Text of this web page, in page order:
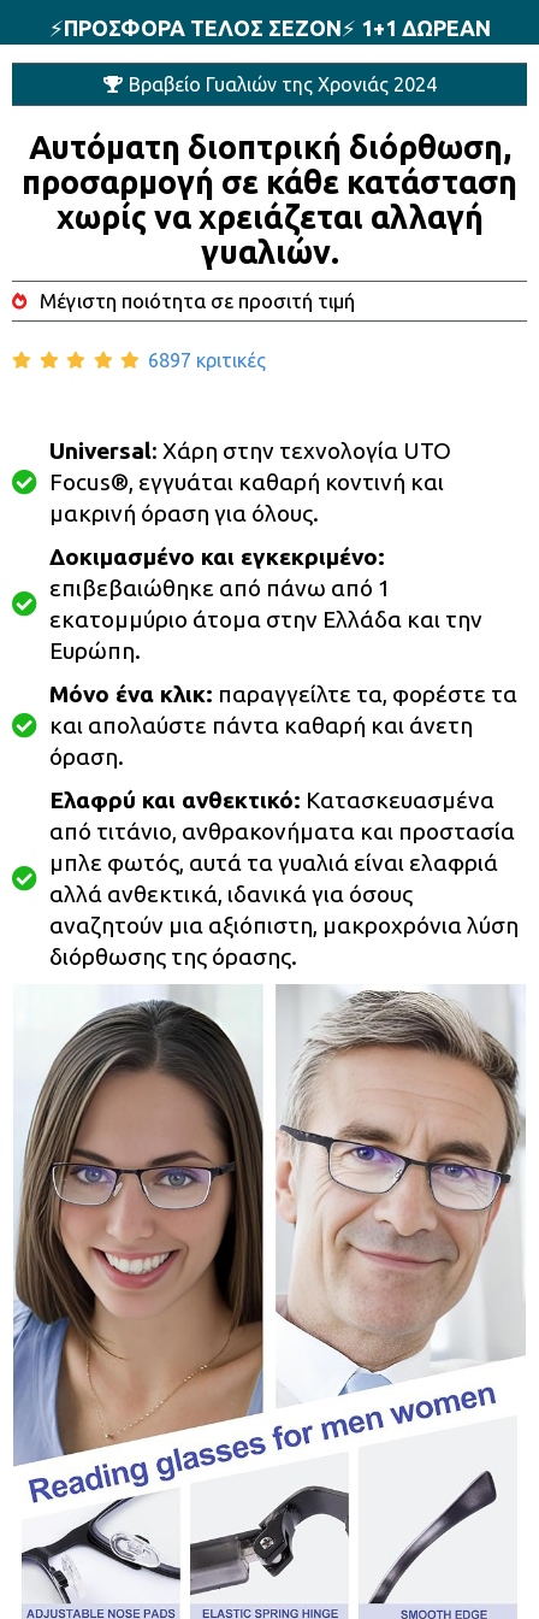
⚡️ΠΡΟΣΦΟΡΑ ΤΕΛΟΣ ΣΕΖΟΝ⚡️ 1+1 ΔΩΡΕΑΝ
Βραβείο Γυαλιών της Χρονιάς 2024
Αυτόματη διοπτρική διόρθωση,
προσαρμογή σε κάθε κατάσταση
χωρίς να χρειάζεται αλλαγή
γυαλιών.
Μέγιστη ποιότητα σε προσιτή τιμή
6897 κριτικές
Universal: Χάρη στην τεχνολογία UTO
Focus®, εγγυάται καθαρή κοντινή και
μακρινή όραση για όλους.
Δοκιμασμένο και εγκεκριμένο:
επιβεβαιώθηκε από πάνω από 1
εκατομμύριο άτομα στην Ελλάδα και την
Ευρώπη.
Μόνο ένα κλικ: παραγγείλτε τα, φορέστε τα
και απολαύστε πάντα καθαρή και άνετη
όραση.
Ελαφρύ και ανθεκτικό: Κατασκευασμένα
από τιτάνιο, ανθρακονήματα και προστασία
μπλε φωτός, αυτά τα γυαλιά είναι ελαφριά
αλλά ανθεκτικά, ιδανικά για όσους
αναζητούν μια αξιόπιστη, μακροχρόνια λύση
διόρθωσης της όρασης.